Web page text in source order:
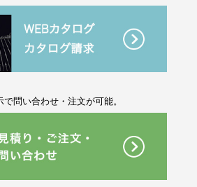
で問い合わせ・注文が可能。